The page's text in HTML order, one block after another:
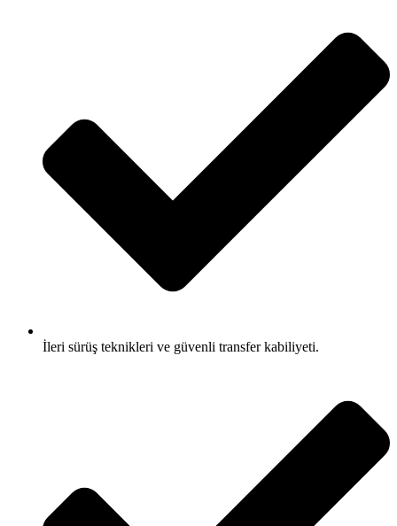
İleri sürüş teknikleri ve güvenli transfer kabiliyeti.